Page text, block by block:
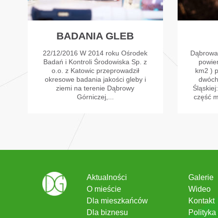
BADANIA GLEB
22/12/2016 W 2014 roku Ośrodek
Badań i Kontroli Środowiska Sp. z
o.o. z Katowic przeprowadził
okresowe badania jakości gleby i
ziemi na terenie Dąbrowy
Górniczej,...
km2 )
część
Aktualności
O mieście
Dla mieszkańców
Dla biznesu
Galerie
Wideo
Kontakt